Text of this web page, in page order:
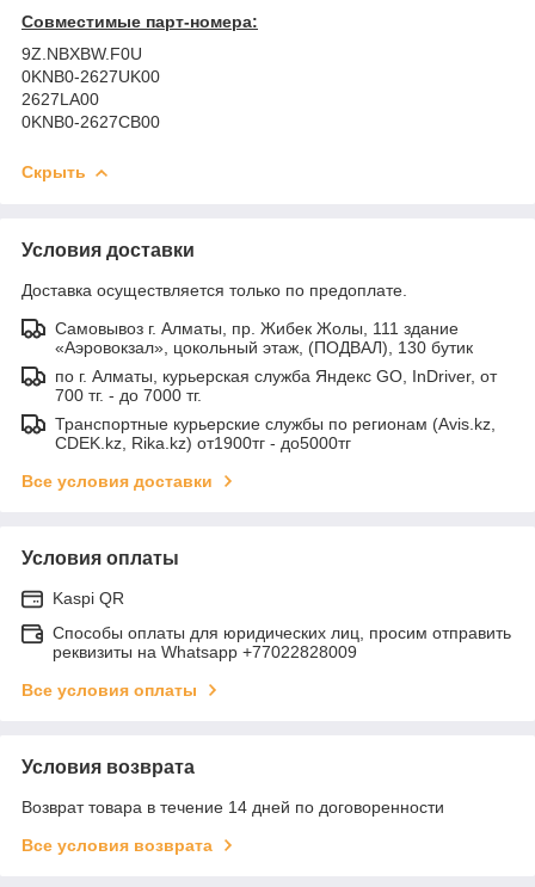
Совместимые парт-номера:
9Z.NBXBW.F0U
0KNB0-2627UK00
2627LA00
0KNB0-2627CB00
Скрыть
Условия доставки
Доставка осуществляется только по предоплате.
Самовывоз г. Алматы, пр. Жибек Жолы, 111 здание
«Аэровокзал», цокольный этаж, (ПОДВАЛ), 130 бутик
по г. Алматы, курьерская служба Яндекс GO, InDriver, от
700 тг. - до 7000 тг.
Транспортные курьерские службы по регионам (Avis.kz,
CDEK.kz, Rika.kz) от1900тг - до5000тг
Все условия доставки
Условия оплаты
Kaspi QR
Способы оплаты для юридических лиц, просим отправить
реквизиты на Whatsapp +77022828009
Все условия оплаты
Условия возврата
Возврат товара в течение 14 дней по договоренности
Все условия возврата